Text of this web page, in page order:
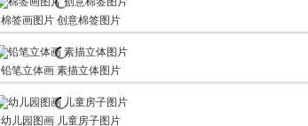
棉签画图片 创意棉签图片
铅笔立体画 素描立体图片
幼儿园图画 儿童房子图片